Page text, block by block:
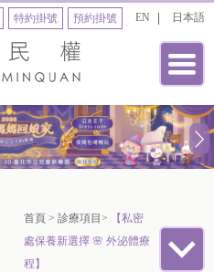
日本語
EN
預約掛號
特約掛號
首頁 > 診療項目 > 【私密
處保養新選擇 🌸 外泌體療
程】